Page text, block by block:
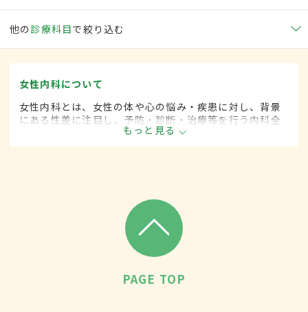
他の 診療科目で絞り込む
女性内科について
女性内科とは、女性の体や心の悩み・疾患に対し、背景
にある性差に注目し、予防・診断・治療等を行う内科全
般領域です。ライフスタイルが多様化する中、女性の健
康をトータルサポートし、必要に応じて連携医療機関へ
もっと見る
PAGE TOP